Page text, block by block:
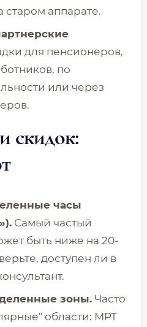
старом аппарате.
для пенсионеров,
по
или через
скидок:
часы
Самый частый
быть ниже на 20-
доступен ли в
зоны. Часто
области: МРТ